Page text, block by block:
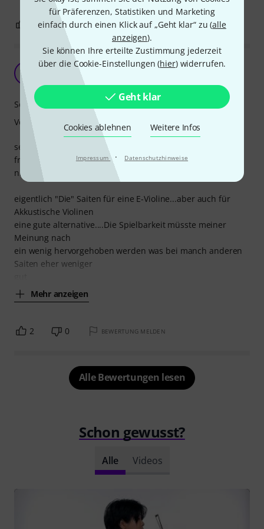
für Präferenzen, Statistiken und Marketing
einfach durch einen Klick auf „Geht klar“ zu (alle
anzeigen).
Sie können Ihre erteilte Zustimmung jederzeit
über die Cookie-Einstellungen (hier) widerrufen.
Geht klar
Cookies ablehnen Weitere Infos
Impressum · Datenschutzhinweise
0 BEWERTUNG MELDEN
Top oder Topper...
sehr schöne Saiten...Der Klang ist sehr warm und
freundlich...
nicht zu aufdringlich und nicht so kratzend...
eigentlich "Die" Saiten für eine E-Violine...aber auch für
Akkustische Violinen
eine gute alternative....Die Spielbarkeit müsste meiner
Meinung nach
ein wenig hervorgehoben werden was bei manch anderen
Saiten eher weniger
Mehr anzeigen
Sound
Verarbeitung
2 0 BEWERTUNG MELDEN
Alle Bewertungen lesen
Schon gewusst?
Alle Videos